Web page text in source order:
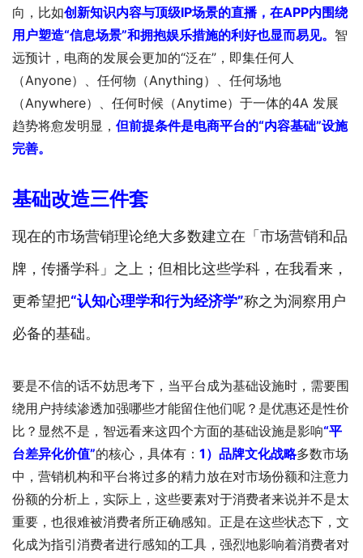
向，比如创新知识内容与顶级IP场景的直播，在APP内围绕
用户塑造“信息场景”和拥抱娱乐措施的利好也显而易见。 智
远预计，电商的发展会更加的“泛在”，即集任何人
（Anyone）、任何物（Anything）、任何场地
（Anywhere）、任何时候（Anytime）于一体的4A 发展
趋势将愈发明显， 但前提条件是电商平台的“内容基础”设施
完善。
基础改造三件套
现在的市场营销理论绝大多数建立在「市场营销和品
牌，传播学科」之上；但相比这些学科，在我看来，
更希望把“认知心理学和行为经济学”称之为洞察用户
必备的基础。
要是不信的话不妨思考下，当平台成为基础设施时，需要围
绕用户持续渗透加强哪些才能留住他们呢？是优惠还是性价
比？显然不是，智远看来这四个方面的基础设施是影响“平
台差异化价值”的核心，具体有： 1）品牌文化战略多数市场
中，营销机构和平台将过多的精力放在对市场份额和注意力
份额的分析上，实际上，这些要素对于消费者来说并不是太
重要，也很难被消费者所正确感知。正是在这些状态下，文
化成为指引消费者进行感知的工具，强烈地影响着消费者对